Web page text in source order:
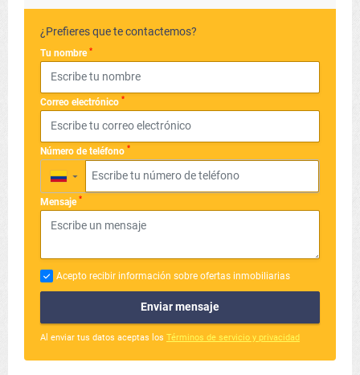
¿Prefieres que te contactemos?
Tu nombre *
Correo electrónico *
Número de teléfono *
▼
Mensaje *
Acepto recibir información sobre ofertas inmobiliarias
Enviar mensaje
Al enviar tus datos aceptas los Términos de servicio y privacidad